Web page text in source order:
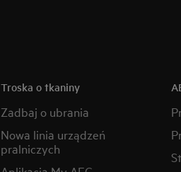
Troska o tkaniny
Zadbaj o ubrania
Nowa linia urządzeń
pralniczych